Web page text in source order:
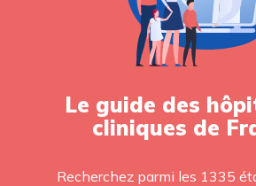
Le guide des
cliniques de
Recherchez parmi les 1335